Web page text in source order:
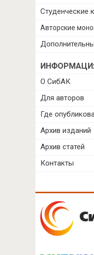
Студенческие
Авторские
О СибАК
Для авторов
Где
Архив изданий
Архив статей
Контакты